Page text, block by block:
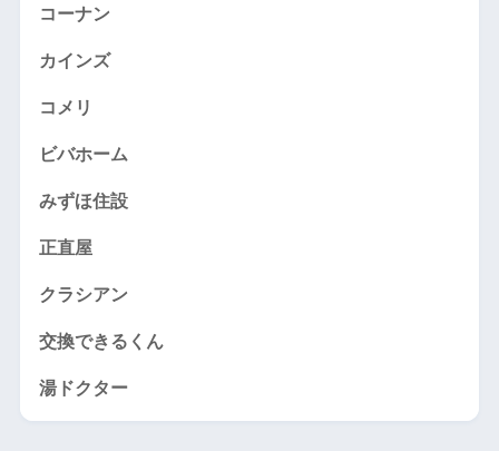
コーナン
カインズ
コメリ
ビバホーム
みずほ住設
正直屋
クラシアン
交換できるくん
湯ドクター